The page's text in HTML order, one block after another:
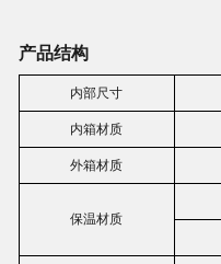
产品结构
内部尺寸
内箱材质
外箱材质
保温材质